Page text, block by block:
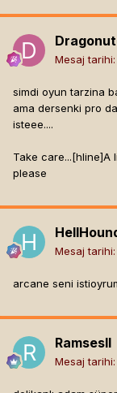
Mesaj tarihi:
simdi oyun tarzina
ama dersenki pro
isteee....
Take care...[hline]A
please
Mesaj tarihi:
arcane seni
RamsesII
Mesaj tarihi: